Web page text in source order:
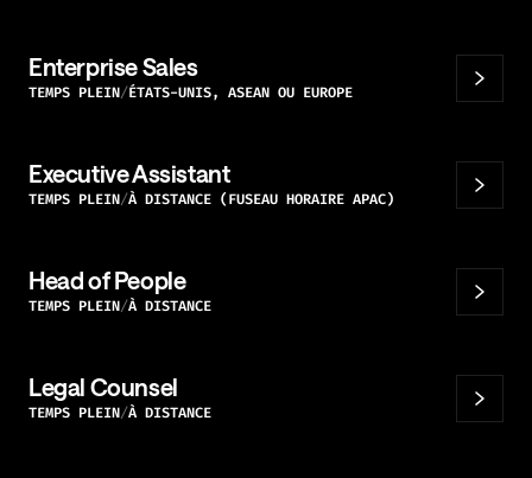
Enterprise Sales
TEMPS PLEIN ÉTATS-UNIS, ASEAN OU EUROPE
Executive Assistant
TEMPS PLEIN À DISTANCE (FUSEAU HORAIRE APAC)
Head of People
TEMPS PLEIN À DISTANCE
Legal Counsel
TEMPS PLEIN À DISTANCE